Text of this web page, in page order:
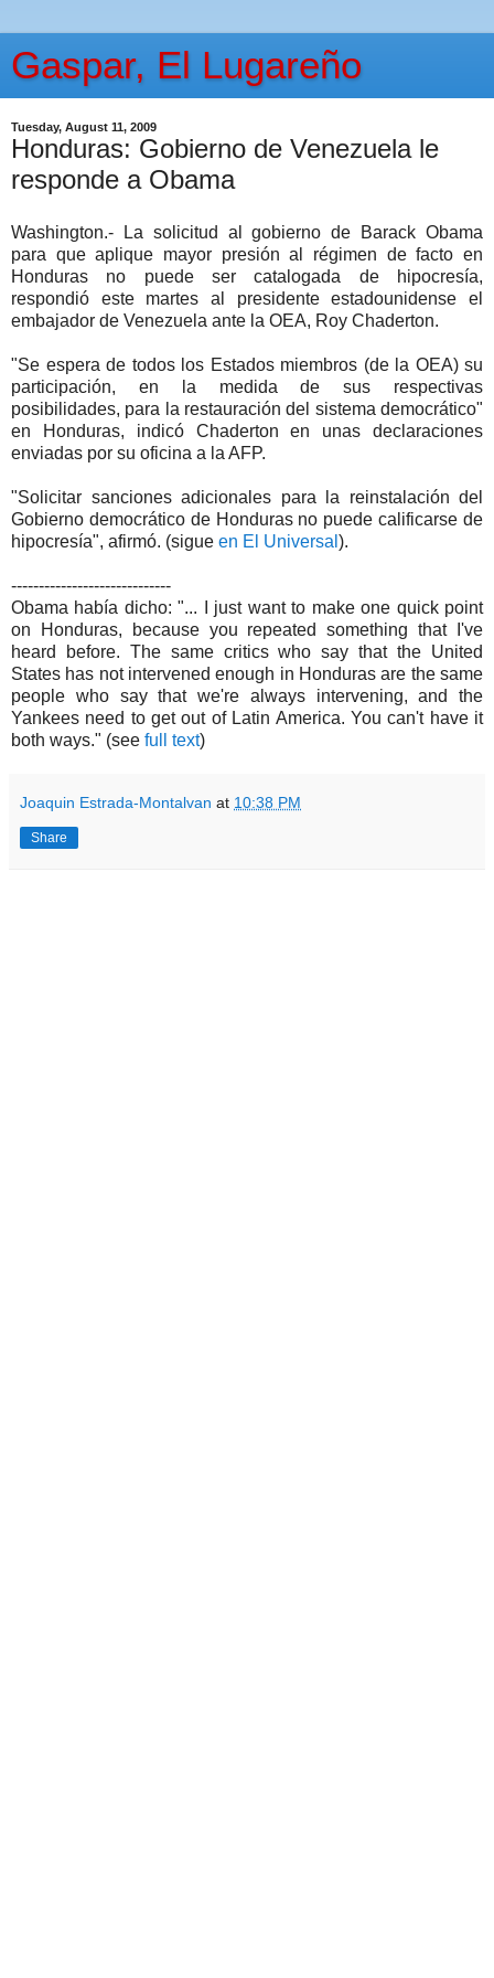
Gaspar, El Lugareño
Tuesday, August 11, 2009
Honduras: Gobierno de Venezuela le
responde a Obama
Washington.- La solicitud al gobierno de Barack Obama
para que aplique mayor presión al régimen de facto en
Honduras no puede ser catalogada de hipocresía,
respondió este martes al presidente estadounidense el
embajador de Venezuela ante la OEA, Roy Chaderton.
"Se espera de todos los Estados miembros (de la OEA) su
participación, en la medida de sus respectivas
posibilidades, para la restauración del sistema democrático"
en Honduras, indicó Chaderton en unas declaraciones
enviadas por su oficina a la AFP.
"Solicitar sanciones adicionales para la reinstalación del
Gobierno democrático de Honduras no puede calificarse de
hipocresía", afirmó. (sigue en El Universal ).
-----------------------------
Obama había dicho: "... I just want to make one quick point
on Honduras, because you repeated something that I've
heard before. The same critics who say that the United
States has not intervened enough in Honduras are the same
people who say that we're always intervening, and the
Yankees need to get out of Latin America. You can't have it
both ways." (see full text)
Joaquin Estrada-Montalvan at 10:38 PM
Share